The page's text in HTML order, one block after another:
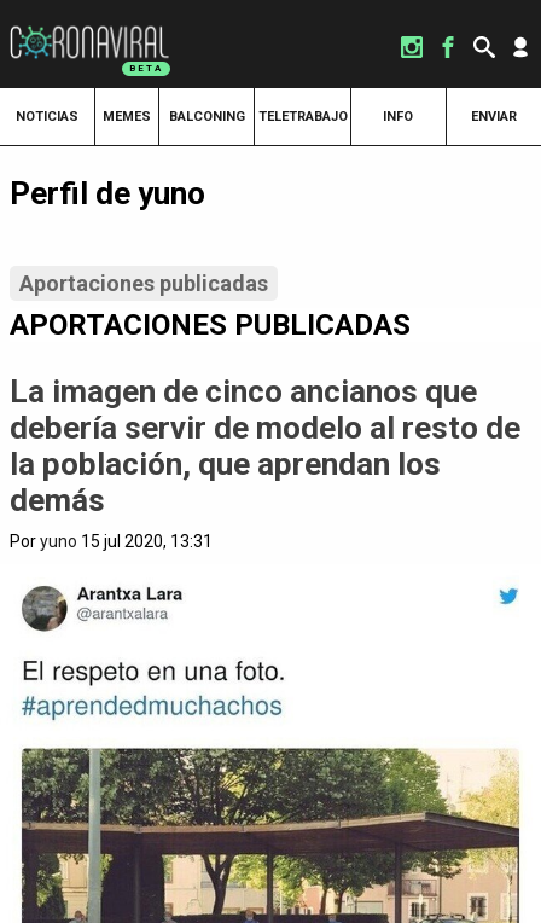
NOTICIAS MEMES BALCONING TELETRABAJO INFO ENVIAR
Perfil de yuno
Aportaciones publicadas
APORTACIONES PUBLICADAS
La imagen de cinco ancianos que
debería servir de modelo al resto de
la población, que aprendan los
demás
Poryuno 15 jul 2020, 13:31